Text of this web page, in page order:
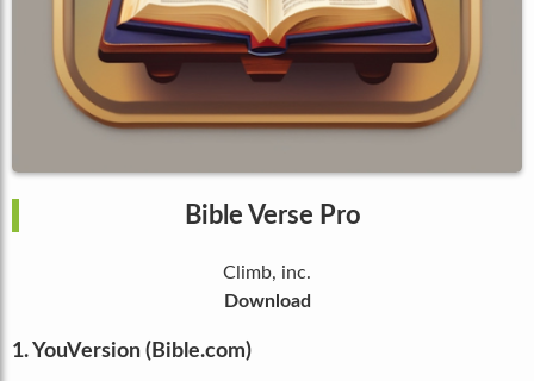
Bible Verse Pro
Climb, inc.
Download
1. YouVersion (Bible.com)